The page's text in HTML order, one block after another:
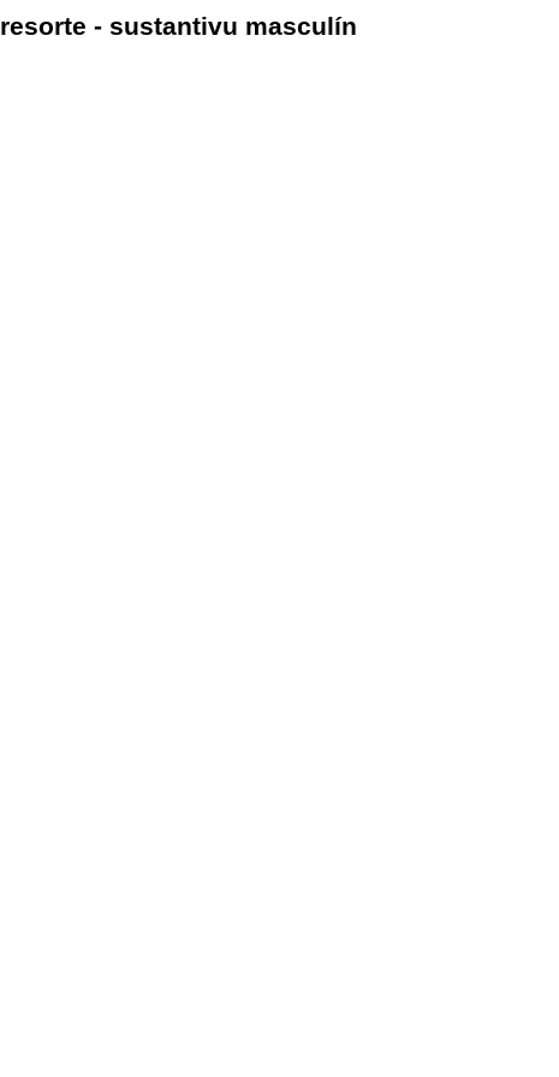
resorte - sustantivu masculín